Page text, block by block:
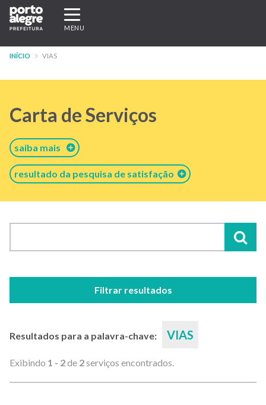
Pular
para
conteúdo
Expandir/recolher
navegação
MENU
INÍCIO VIAS
Carta de Serviços
saiba mais
resultado da pesquisa de satisfação
Filtrar resultados
Resultados para a palavra-chave: VIAS
Exibindo 1 - 2de 2serviços encontrados.